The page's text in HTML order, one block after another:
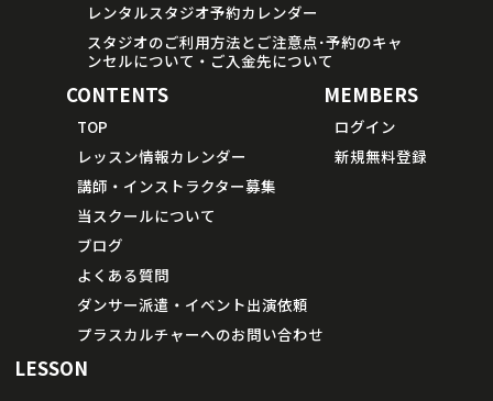
レンタルスタジオ予約カレンダー
スタジオのご利用方法とご注意点･予約のキャ
ンセルについて・ご入金先について
CONTENTS
TOP
レッスン情報カレンダー
講師・インストラクター募集
当スクールについて
ブログ
よくある質問
ダンサー派遣・イベント出演依頼
プラスカルチャーへのお問い合わせ
MEMBERS
ログイン
新規無料登録
LESSON